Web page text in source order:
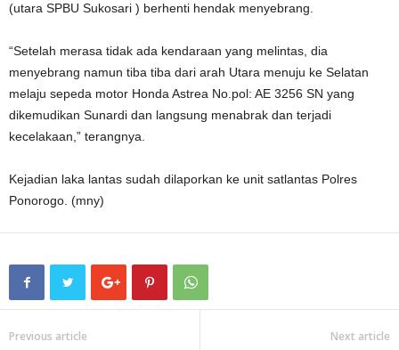
(utara SPBU Sukosari ) berhenti hendak menyebrang.
“Setelah merasa tidak ada kendaraan yang melintas, dia
menyebrang namun tiba tiba dari arah Utara menuju ke Selatan
melaju sepeda motor Honda Astrea No.pol: AE 3256 SN yang
dikemudikan Sunardi dan langsung menabrak dan terjadi
kecelakaan,” terangnya.
Kejadian laka lantas sudah dilaporkan ke unit satlantas Polres
Ponorogo. (mny)
Previous article Next article